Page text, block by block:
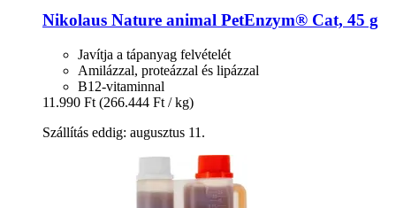
Nikolaus Nature animal PetEnzym® Cat, 45 g
Javítja a tápanyag felvételét
Amilázzal, proteázzal és lipázzal
B12-vitaminnal
11.990 Ft (266.444 Ft / kg)
Szállítás eddig: augusztus 11.